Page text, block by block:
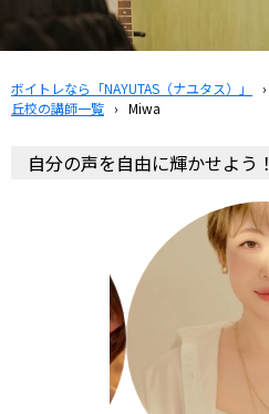
ボイトレなら「NAYUTAS（ナユタス）」 ›
丘校の講師一覧 › Miwa
自分の声を自由に輝かせよう！